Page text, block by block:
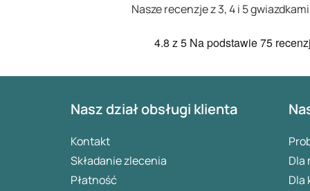
Nasze recenzje z 3, 4 i 5 gwiazdkami
4.8 z 5 Na podstawie75
Nasz dział obsługi klienta
Kontakt
Składanie zlecenia
Płatność
Dla
Dla